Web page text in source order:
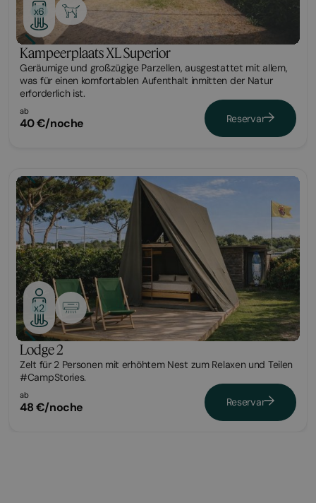
x6
Kampeerplaats XL Superior
Geräumige und großzügige Parzellen, ausgestattet mit allem,
was für einen komfortablen Aufenthalt inmitten der Natur
erforderlich ist.
ab
40 €/noche Reservar
Glamping
x2
Lodge 2
Zelt für 2 Personen mit erhöhtem Nest zum Relaxen und Teilen
#CampStories.
ab
48 €/noche Reservar